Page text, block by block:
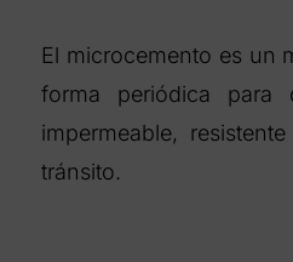
El microcemento es un
forma periódica para
impermeable,
tránsito.